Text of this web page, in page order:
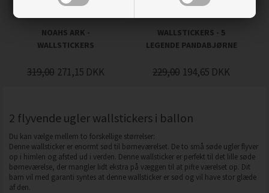
NOAHS ARK -
WALLSTICKERS
319,00 271,15 DKK
WALLSTICKERS - 5
LEGENDE PANDABJØRNE
229,00 194,65 DKK
2 flyvende ugler wallstickers i ballon
Du kan vælge mellem to forskellige størrelser:
Denne wallsticker er enormt sød til børneværelset. De to små søde ugler flyver
op i himlen og afsted ud i verden. Denne wallsticker er perfekt til det lille søde
børneværelse, der mangler lidt ekstra på væggen til at pifte værelset op. Dit
barn vil med garanti syntes at denne wallsticker er sød og vil have stor glæde
af den.